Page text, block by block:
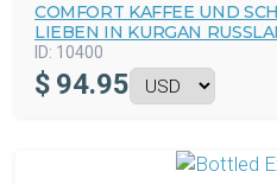
COMFORT KAFFEE UND
LIEBEN IN KURGAN
ID: 10400
$ 94.95